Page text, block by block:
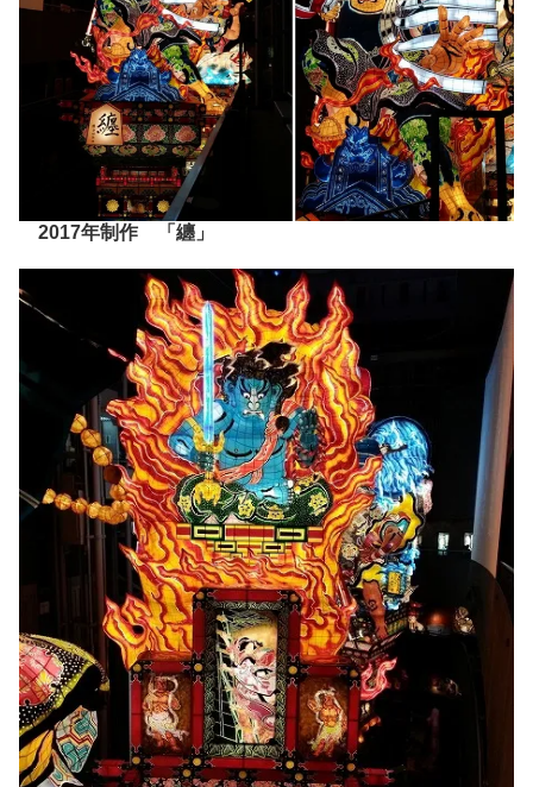
2017年制作 「纏」